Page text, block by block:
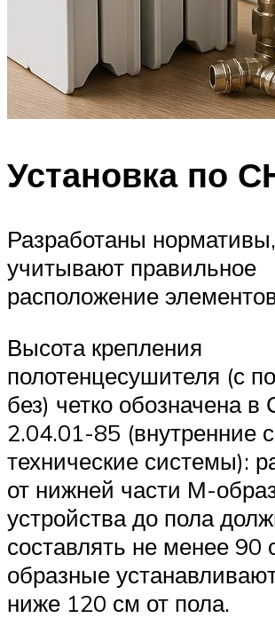
Установка по
Разработаны
учитывают правильное
расположение
Высота крепления
полотенцесушителя (с
без) четко обозначена
2.04.01-85 (внутренние
технические системы):
от нижней части М-
устройства до пола
составлять не менее 90
образные
ниже 120 см от пола.